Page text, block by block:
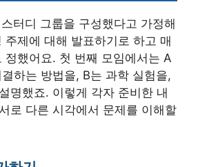
터디 그룹을 구성했다고 가정해
주제에 대해 발표하기로 하고 매
정했어요. 첫 번째 모임에서는 A
하는 방법을, B는 과학 실험을,
명했죠. 이렇게 각자 준비한 내
로 다른 시각에서 문제를 이해할